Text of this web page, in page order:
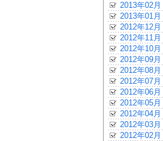
2013年02月
2013年01月
2012年12月
2012年11月
2012年10月
2012年09月
2012年08月
2012年07月
2012年06月
2012年05月
2012年04月
2012年03月
2012年02月